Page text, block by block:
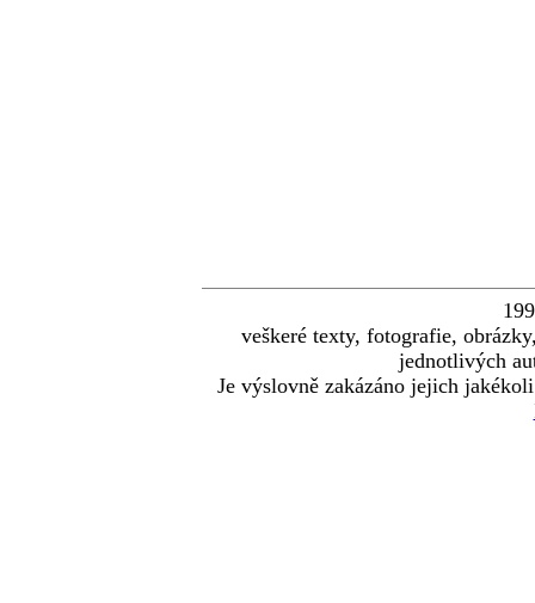
veškeré texty, fotografie,
jednotlivých
Je výslovně zakázáno jejich